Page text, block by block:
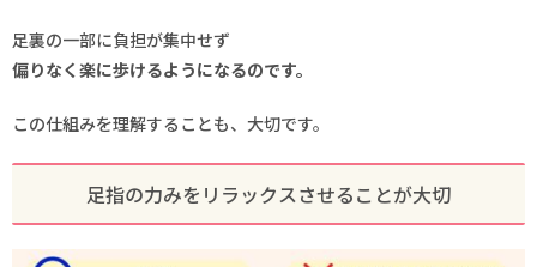
足裏の一部に負担が集中せず
偏りなく楽に歩けるようになるのです。
この仕組みを理解することも、大切です。
足指の力みをリラックスさせることが大切